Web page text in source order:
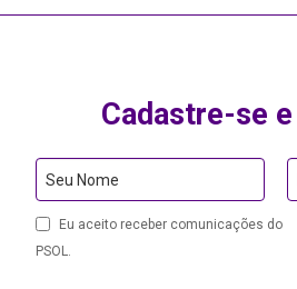
Cadastre-se
Seu Nome
Eu aceito receber comunicações do
PSOL.